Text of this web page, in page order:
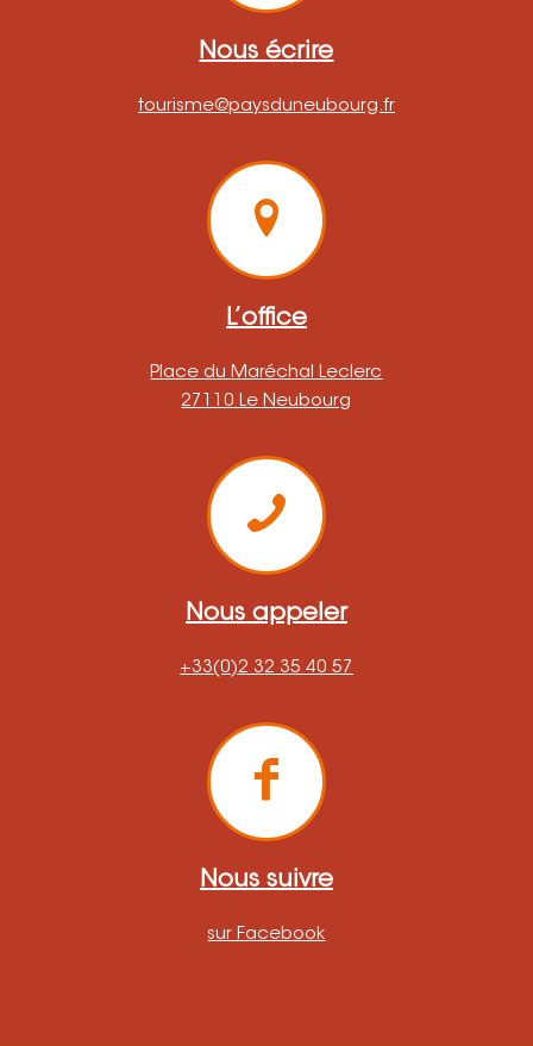
Nous écrire
tourisme@paysduneubourg.fr
L’office
Place du Maréchal Leclerc
27110 Le Neubourg
Nous appeler
+33(0)2 32 35 40 57
Nous suivre
sur Facebook